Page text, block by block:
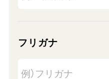
フリガナ